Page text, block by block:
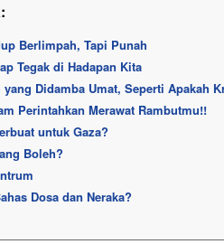
Berlimpah, Tapi Punah
Tegak di Hadapan Kita
Didamba Umat, Seperti Apakah
Perintahkan Merawat Rambutmu!!
untuk Gaza?
Boleh?
Dosa dan Neraka?